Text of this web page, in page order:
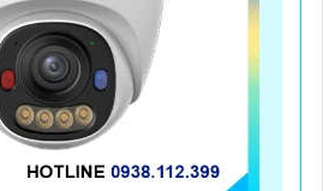
hàng: Imou cung cấp dịch vụ
khi mua sản phẩm, bảo đảm
nhanh chóng khi cần thiết.
trên giúp bạn tìm được lựa
Wifi Imou giá rẻ.